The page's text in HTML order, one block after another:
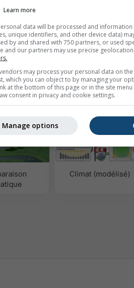
notre outil d'évaluation du risque
Climat (modélisé)
Learn more
data will be processed and
unique identifiers, and other device data)
by and shared with 750 partners, or used
and our partners may use precise
may process your personal data on
which you can object to by managing your
at the bottom of this page or in the site
consent in privacy and cookie settings.
Manage options